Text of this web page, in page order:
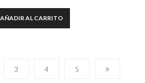
AÑADIR AL CARRITO
3 4 5